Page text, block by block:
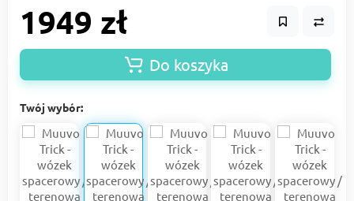
1949 zł
Do koszyka
Twój wybór: